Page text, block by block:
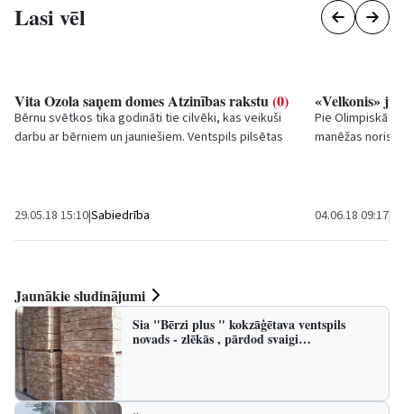
Lasi vēl
Vita Ozola saņem domes Atzinības rakstu(0)
Bērnu svētkos tika godināti tie cilvēki, kas veikuši
darbu ar bērniem un jauniešiem. Ventspils pilsētas
29.05.18 15:10|Sabiedrība
«Velkonis»
Pie Olimpiskā
manēžas
04.06.18 09:17|
Jaunākie sludinājumi
Sia "Bērzi plus " kokzāģētava ventspils
novads - zlēkās , pārdod svaigi…